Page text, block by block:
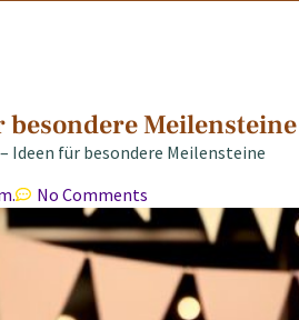
Meilensteine
Ideen für besondere Meilensteine
No Comments